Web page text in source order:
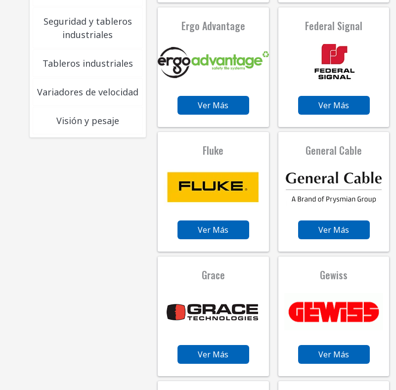
Seguridad y tableros
industriales
Tableros industriales
Variadores de velocidad
Visión y pesaje
Ergo Advantage
Ver Más
Federal Signal
Ver Más
Fluke
Ver Más
General Cable
Ver Más
Grace
Ver Más
Gewiss
Ver Más